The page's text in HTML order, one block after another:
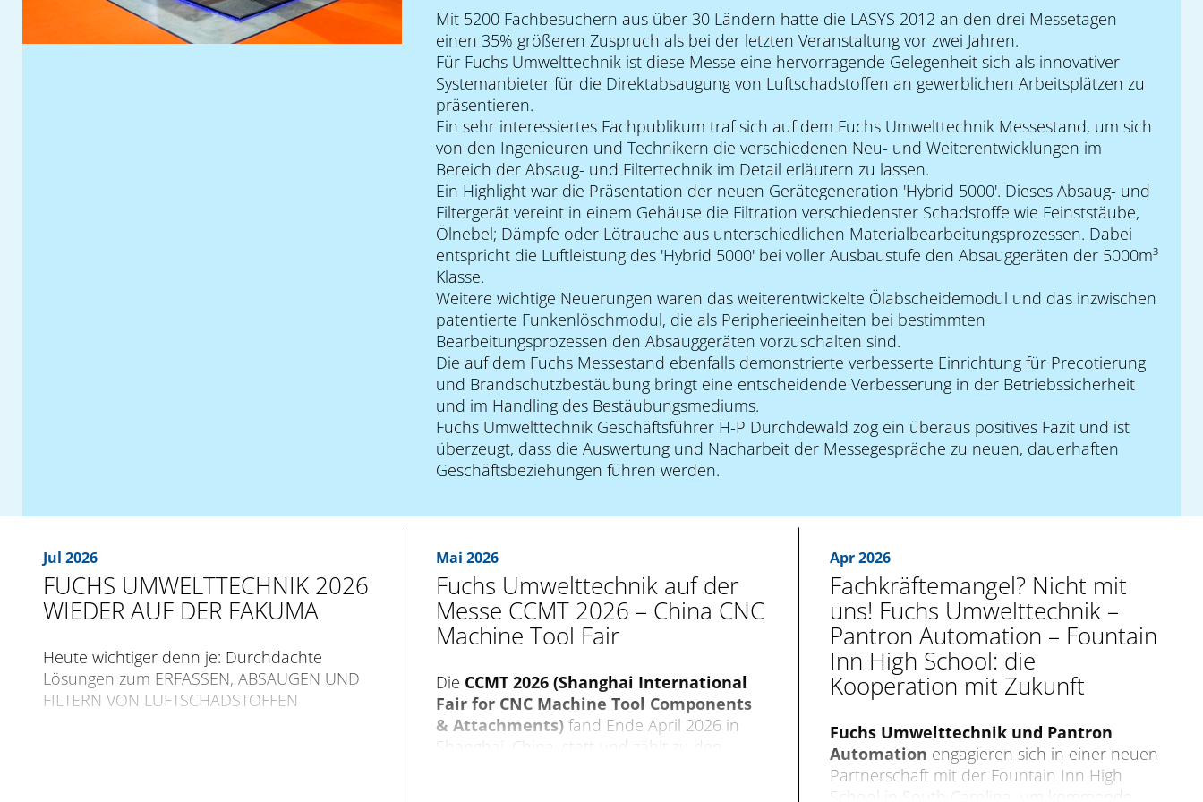
Mit 5200 Fachbesuchern aus über 30 Ländern hatte die LASYS 2012 an den drei Messetagen
einen 35% größeren Zuspruch als bei der letzten Veranstaltung vor zwei Jahren.
Für Fuchs Umwelttechnik ist diese Messe eine hervorragende Gelegenheit sich als innovativer
Systemanbieter für die Direktabsaugung von Luftschadstoffen an gewerblichen Arbeitsplätzen zu
präsentieren.
Ein sehr interessiertes Fachpublikum traf sich auf dem Fuchs Umwelttechnik Messestand, um sich
von den Ingenieuren und Technikern die verschiedenen Neu- und Weiterentwicklungen im
Bereich der Absaug- und Filtertechnik im Detail erläutern zu lassen.
Ein Highlight war die Präsentation der neuen Gerätegeneration 'Hybrid 5000'. Dieses Absaug- und
Filtergerät vereint in einem Gehäuse die Filtration verschiedenster Schadstoffe wie Feinststäube,
Ölnebel; Dämpfe oder Lötrauche aus unterschiedlichen Materialbearbeitungsprozessen. Dabei
entspricht die Luftleistung des 'Hybrid 5000' bei voller Ausbaustufe den Absauggeräten der 5000m³
Klasse.
Weitere wichtige Neuerungen waren das weiterentwickelte Ölabscheidemodul und das inzwischen
patentierte Funkenlöschmodul, die als Peripherieeinheiten bei bestimmten
Bearbeitungsprozessen den Absauggeräten vorzuschalten sind.
Die auf dem Fuchs Messestand ebenfalls demonstrierte verbesserte Einrichtung für Precotierung
und Brandschutzbestäubung bringt eine entscheidende Verbesserung in der Betriebssicherheit
und im Handling des Bestäubungsmediums.
Fuchs Umwelttechnik Geschäftsführer H-P Durchdewald zog ein überaus positives Fazit und ist
überzeugt, dass die Auswertung und Nacharbeit der Messegespräche zu neuen, dauerhaften
Geschäftsbeziehungen führen werden.
Jul 2026
FUCHS UMWELTTECHNIK 2026
WIEDER AUF DER FAKUMA
Heute wichtiger denn je: Durchdachte
Lösungen zum ERFASSEN, ABSAUGEN UND
FILTERN VON LUFTSCHADSTOFFEN
Mai 2026
Fuchs Umwelttechnik auf der
Messe CCMT 2026 – China CNC
Machine Tool Fair
Die CCMT 2026 (Shanghai International
Fair for CNC Machine Tool Components
& Attachments) fand Ende April 2026 in
Shanghai, China, statt und zählt zu den
Apr 2026
Fachkräftemangel? Nicht mit
uns! Fuchs Umwelttechnik –
Pantron Automation – Fountain
Inn High School: die
Kooperation mit Zukunft
Fuchs Umwelttechnik und Pantron
Automation engagieren sich in einer neuen
Partnerschaft mit der Fountain Inn High
School in South Carolina, um kommende